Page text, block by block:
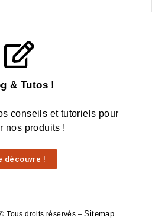
& Tutos !
conseils et tutoriels pour
nos produits !
découvre !
Tous droits réservés –Sitemap